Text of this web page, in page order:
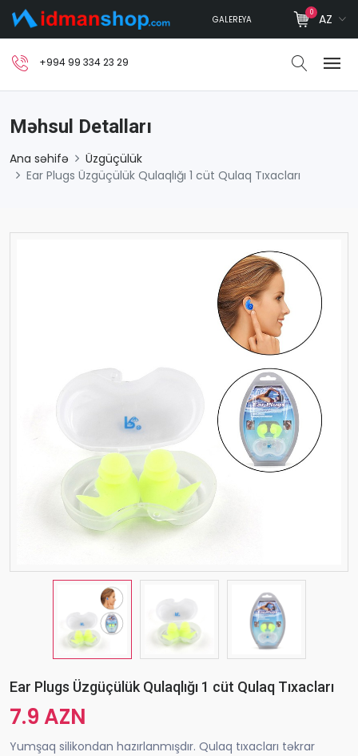
GALEREYA
0 AZ
+994 99 334 23 29
Məhsul Detalları
Ana səhifə
Üzgüçülük
Ear Plugs Üzgüçülük Qulaqlığı 1 cüt Qulaq Tıxacları
Ear Plugs Üzgüçülük Qulaqlığı 1 cüt Qulaq Tıxacları
7.9 AZN
Yumşaq silikondan hazırlanmışdır. Qulaq tıxacları təkrar